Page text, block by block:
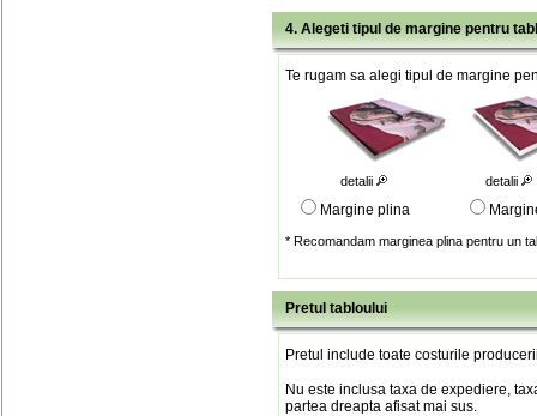
4. Alegeti tipul de margine pentru
Te rugam sa alegi tipul de margine
detalii detalii
Margine plina
* Recomandam marginea plina pentru un
Pretul tabloului
Pretul include toate costurile
Nu este inclusa taxa de expediere,
partea dreapta afisat mai sus.